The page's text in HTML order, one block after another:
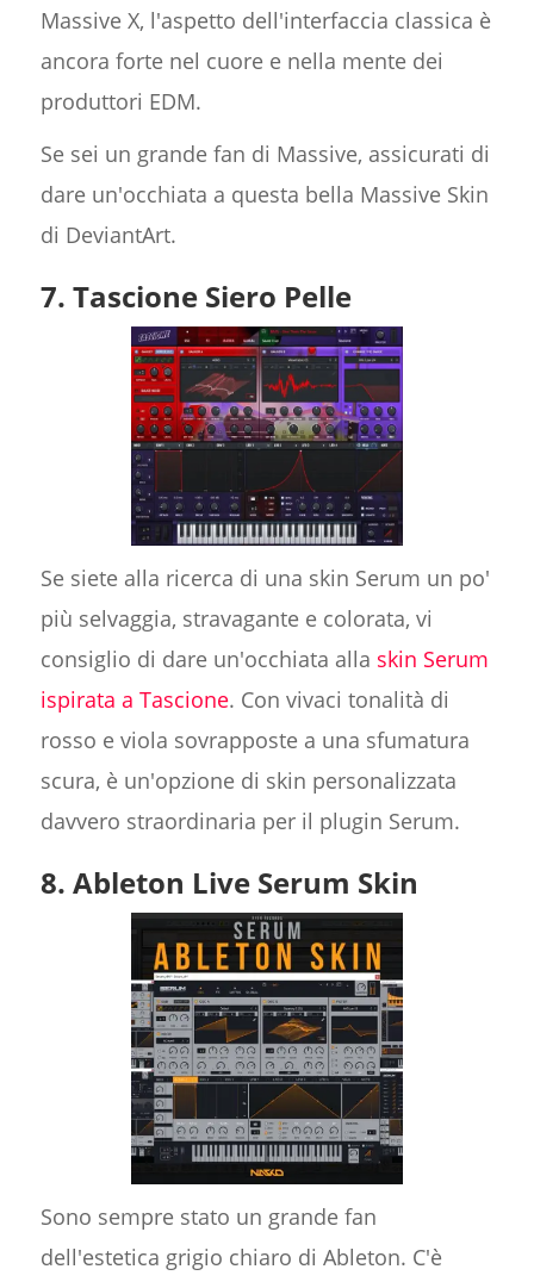
Massive X, l'aspetto dell'interfaccia classica è
ancora forte nel cuore e nella mente dei
produttori EDM.
Se sei un grande fan di Massive, assicurati di
dare un'occhiata a questa bella Massive Skin
di DeviantArt.
7. Tascione Siero Pelle
Se siete alla ricerca di una skin Serum un po'
più selvaggia, stravagante e colorata, vi
consiglio di dare un'occhiata alla skin Serum
ispirata a Tascione. Con vivaci tonalità di
rosso e viola sovrapposte a una sfumatura
scura, è un'opzione di skin personalizzata
davvero straordinaria per il plugin Serum.
8. Ableton Live Serum Skin
Sono sempre stato un grande fan
dell'estetica grigio chiaro di Ableton. C'è